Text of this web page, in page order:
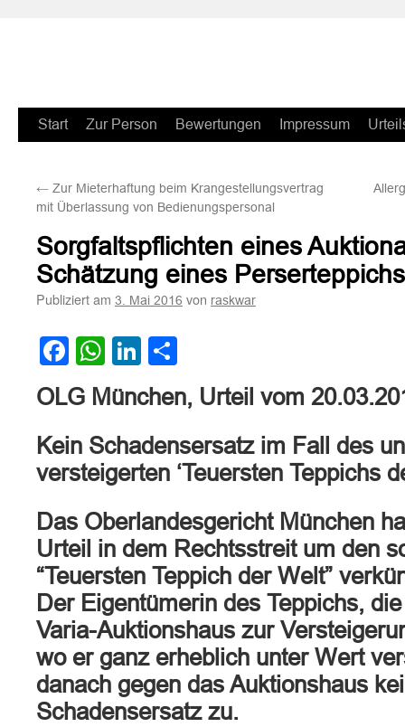
Zum
springen
Start Zur Person Bewertungen Impressum
← Zur Mieterhaftung beim Krangestellungsvertrag
mit Überlassung von Bedienungspersonal
Sorgfaltspflichten eines
Schätzung eines Perserteppichs
Publiziert am 3. Mai 2016 von raskwar
Facebook
WhatsApp
LinkedIn
OLG München, Urteil vom
Kein Schadensersatz im Fall des
versteigerten ‘Teuersten Teppichs
Das Oberlandesgericht München
Urteil in dem Rechtsstreit um den
“Teuersten Teppich der Welt”
Der Eigentümerin des Teppichs,
Varia-Auktionshaus zur
wo er ganz erheblich unter Wert
danach gegen das Auktionshaus
Schadensersatz zu.